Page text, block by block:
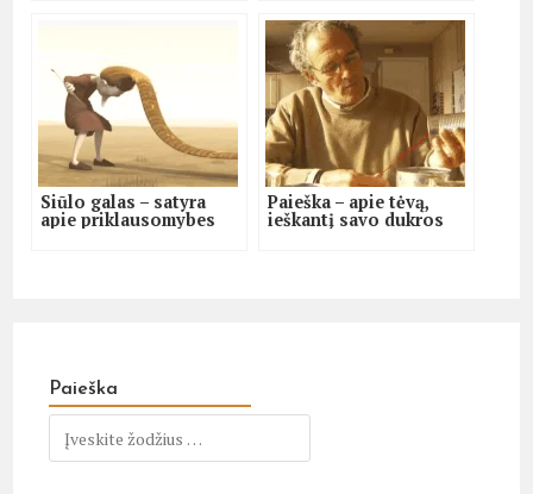
Siūlo galas – satyra
apie priklausomybes
Paieška – apie tėvą,
ieškantį savo dukros
Paieška